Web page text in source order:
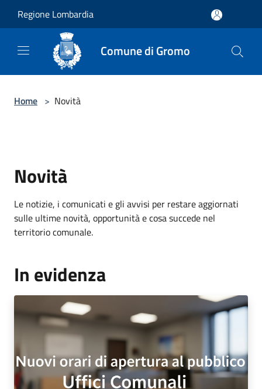
Regione Lombardia
Comune di Gromo
Home > Novità
Novità
Le notizie, i comunicati e gli avvisi per restare aggiornati
sulle ultime novità, opportunità e cosa succede nel
territorio comunale.
In evidenza